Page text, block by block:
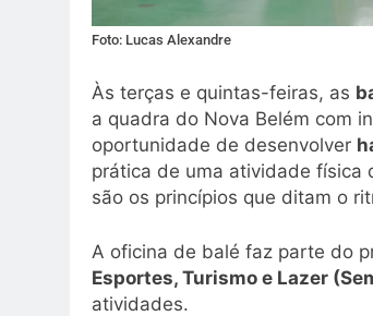
Foto: Lucas Alexandre
Às terças e quintas-feiras, as
a quadra do Nova Belém com
oportunidade de desenvolver
prática de uma atividade física
são os princípios que ditam o
A oficina de balé faz parte do
Esportes, Turismo e Lazer
atividades.